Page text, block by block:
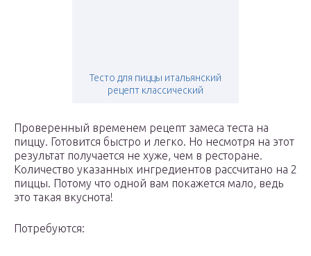
Тесто для пиццы итальянский
рецепт классический
Проверенный временем рецепт замеса теста на
пиццу. Готовится быстро и легко. Но несмотря на этот
результат получается не хуже, чем в ресторане.
Количество указанных ингредиентов рассчитано на 2
пиццы. Потому что одной вам покажется мало, ведь
это такая вкуснота!
Потребуются: